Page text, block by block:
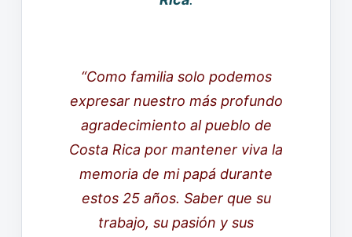
“Como familia solo podemos
expresar nuestro más profundo
agradecimiento al pueblo de
Costa Rica por mantener viva la
memoria de mi papá durante
estos 25 años. Saber que su
trabajo, su pasión y sus